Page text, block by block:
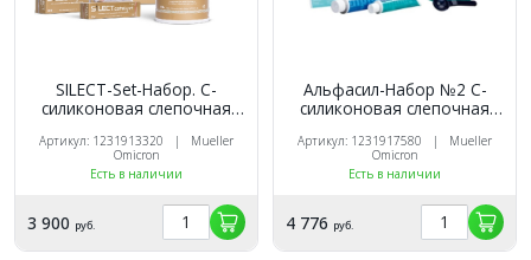
SILECT-Set-Набор. С-
силиконовая слепочная
(Германия)
Артикул: 1231913320 | Mueller
Omicron
Есть в наличии
3 900 руб.
Альфасил-Набор №2 С-
силиконовая слепочная
Артикул: 1231917580 | Mueller
Omicron
Есть в наличии
4 776 руб.